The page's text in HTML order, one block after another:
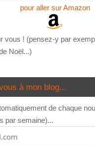
pour aller sur Amazon
vous ! (pensez-y par
Noël...)
à mon blog...
de chaque
par semaine)...